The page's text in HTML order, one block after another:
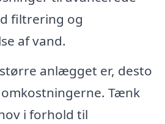
filtrering og
af vand.
større anlægget er, desto
Tænk
i forhold til